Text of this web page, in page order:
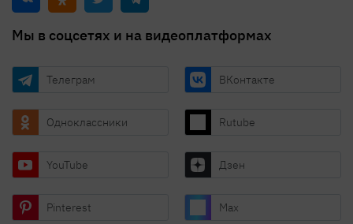
Мы в соцсетях и на видеоплатформах
Телеграм ВКонтакте
Одноклассники Rutube
YouTube Дзен
Pinterest Max